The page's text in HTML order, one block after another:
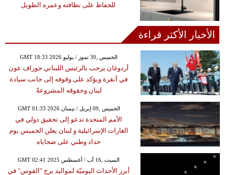
للحفاظ على نظافته وعمره الطويل
الأخبار الأكثر قراءة
GMT 18:33 2026 الخميس ,30 تموز / يوليو
أردوغان يرحب بالرئيس اللبناني جوزاف عون
في أنقرة ويؤكد على وقوفه إلى جانب سيادة
لبنان وحقوقه المشروعةً
GMT 01:33 2026 الخميس ,09 إبريل / نيسان
الأمم المتحدة تدعو إلى تحقيق دولي في
الغارات الإسرائيلية و لبنان يعلن الخميس يوم
حداد وطني على ضحاياه
GMT 02:41 2025 السبت ,16 آب / أغسطس
أبرز الأحداث اليوميّة لمواليد برج "القوس" في